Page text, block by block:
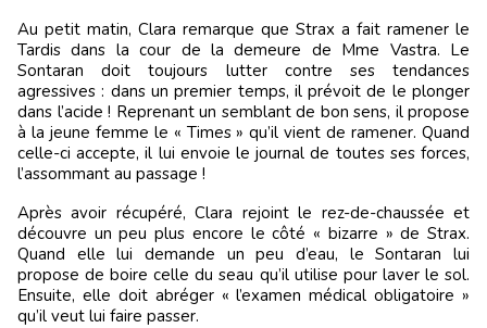
Au petit matin, Clara remarque que Strax a fait ramener le
Tardis dans la cour de la demeure de Mme Vastra. Le
Sontaran doit toujours lutter contre ses tendances
agressives : dans un premier temps, il prévoit de le plonger
dans l’acide ! Reprenant un semblant de bon sens, il propose
à la jeune femme le « Times » qu’il vient de ramener. Quand
celle-ci accepte, il lui envoie le journal de toutes ses forces,
l’assommant au passage !
Après avoir récupéré, Clara rejoint le rez-de-chaussée et
découvre un peu plus encore le côté « bizarre » de Strax.
Quand elle lui demande un peu d’eau, le Sontaran lui
propose de boire celle du seau qu’il utilise pour laver le sol.
Ensuite, elle doit abréger « l’examen médical obligatoire »
qu’il veut lui faire passer.